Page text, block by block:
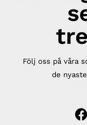
Följ oss på våra
de